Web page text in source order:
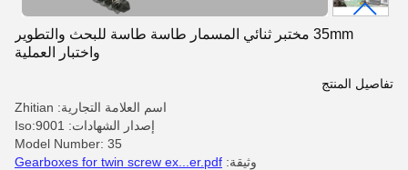
35mm مختبر ثنائي المسمار طاسة طاسة للبحث والتطوير
واختبار العملية
تفاصيل المنتج
اسم العلامة التجارية: Zhitian
إصدار الشهادات: Iso:9001
Model Number: 35
وثيقة: Gearboxes for twin screw ex...er.pdf